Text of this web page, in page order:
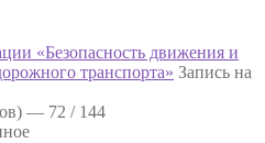
«Безопасность движения и
транспорта» Запись на
— 72 / 144